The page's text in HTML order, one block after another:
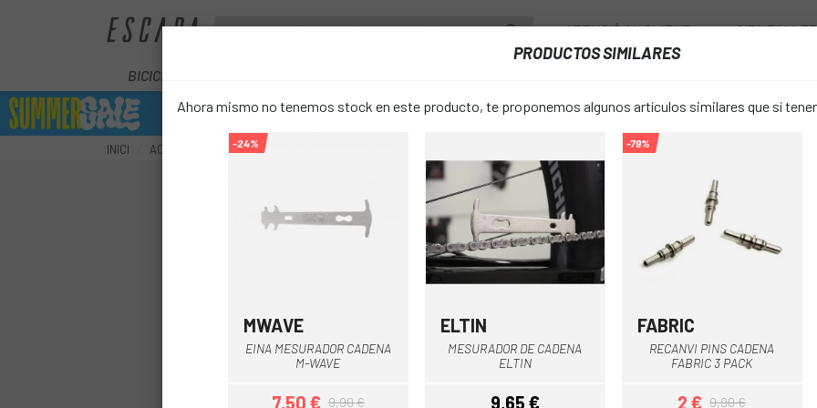
ATENCIÓ AL CLIENT CITA
BICICLETES
INICI ACCESSORIS MANTENIMENT EXTRACTOR OBUS VAR PER A VALVULA SCHRADER
favorite_border
VALVULA
TALLA: Única
PRODUCTOS SIMILARES
Ahora mismo no tenemos stock en este producto, te proponemos algunos artículos similares que sí
-24%
MWAVE
EINA MESURADOR CADENA
M-WAVE
7,50 € 9,90 €
ELTIN
MESURADOR DE CADENA
ELTIN
9,65 €
-79%
FABRIC
RECANVI PINS CADENA
FABRIC 3 PACK
2 € 9,90 €